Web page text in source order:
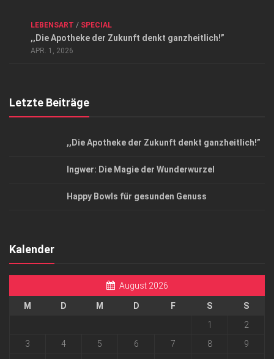
Datenschutzerklärung
Top Magazin Dresden / Ostsachsen
LEBENSART / SPECIAL
,,Die Apotheke der Zukunft denkt ganzheitlich!”
APR. 1, 2026
Letzte Beiträge
,,Die Apotheke der Zukunft denkt ganzheitlich!”
Ingwer: Die Magie der Wunderwurzel
Happy Bowls für gesunden Genuss
Kalender
August 2026
M D M D F S
S
1
2
3
4 5 6 7 8
9